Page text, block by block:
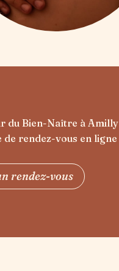
du Bien-Naître à Amilly
rendez-vous en ligne
rendez-vous